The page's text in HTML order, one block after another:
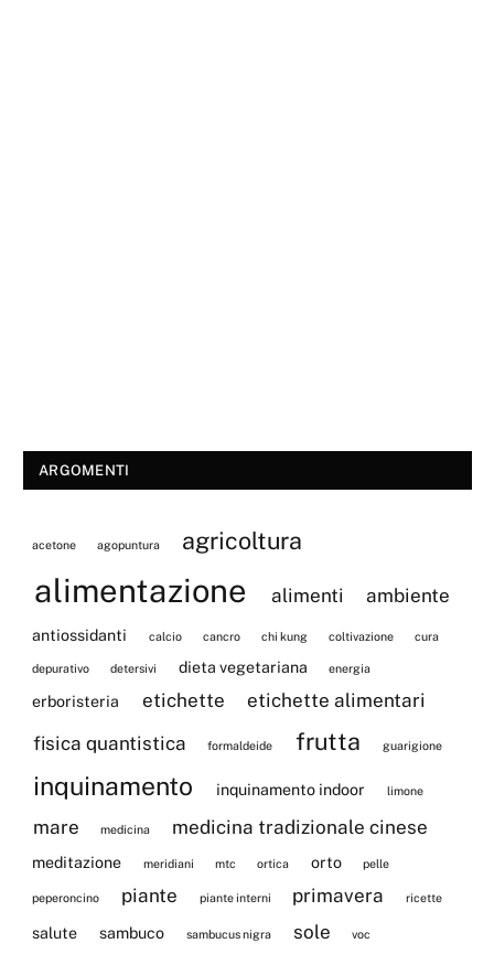
ARGOMENTI
acetone agopuntura agricoltura
alimentazione alimenti ambiente
antiossidanti calcio cancro chi kung coltivazione cura
depurativo detersivi dieta vegetariana energia
erboristeria etichette
etichette alimentari
fisica quantistica
formaldeide frutta guarigione
inquinamento inquinamento indoor limone
mare medicina medicina tradizionale cinese
meditazione meridiani mtc ortica orto pelle
peperoncino piante piante interni primavera ricette
salute sambuco sambucus nigra sole voc